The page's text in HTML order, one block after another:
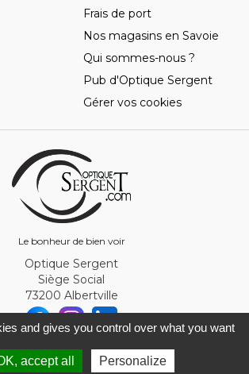
Le bonheur de bien voir
Frais de port
Nos magasins en Savoie
Qui sommes-nous ?
Pub d'Optique Sergent
Gérer vos cookies
Optique Sergent
Siège Social
73200 Albertville
2026 - SIRET 32993919300010
and gives you control over what you want
accept all
Personalize